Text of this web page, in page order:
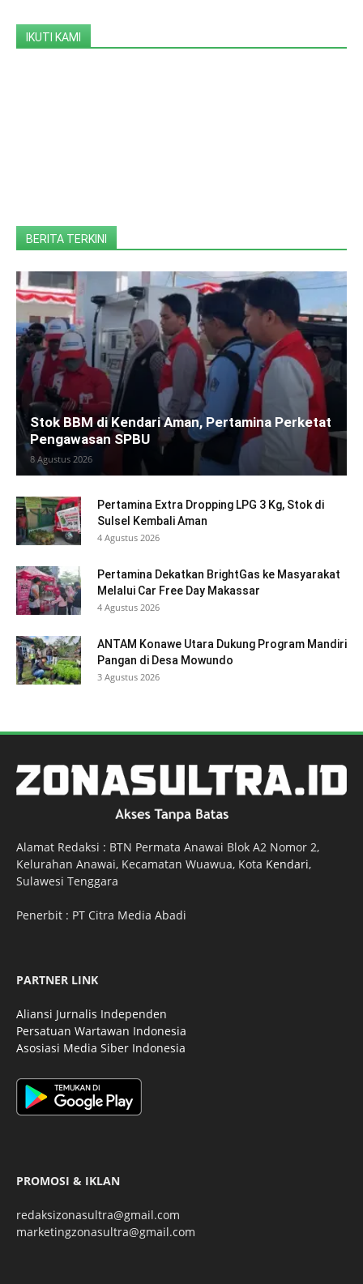
IKUTI KAMI
BERITA TERKINI
Stok BBM di Kendari Aman, Pertamina Perketat
Pengawasan SPBU
8 Agustus 2026
Pertamina Extra Dropping LPG 3 Kg, Stok di
Sulsel Kembali Aman
4 Agustus 2026
Pertamina Dekatkan BrightGas ke Masyarakat
Melalui Car Free Day Makassar
4 Agustus 2026
ANTAM Konawe Utara Dukung Program Mandiri
Pangan di Desa Mowundo
3 Agustus 2026
Alamat Redaksi : BTN Permata Anawai Blok A2 Nomor 2,
Kelurahan Anawai, Kecamatan Wuawua, Kota Kendari,
Sulawesi Tenggara
Penerbit : PT Citra Media Abadi
PARTNER LINK
Aliansi Jurnalis Independen
Persatuan Wartawan Indonesia
Asosiasi Media Siber Indonesia
PROMOSI & IKLAN
redaksizonasultra@gmail.com
marketingzonasultra@gmail.com